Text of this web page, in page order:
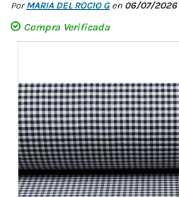
Por MARIA DEL ROCIO Gen 06/07/2026
Compra Verificada